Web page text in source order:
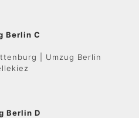
Berlin C
| Umzug Berlin
Berlin D